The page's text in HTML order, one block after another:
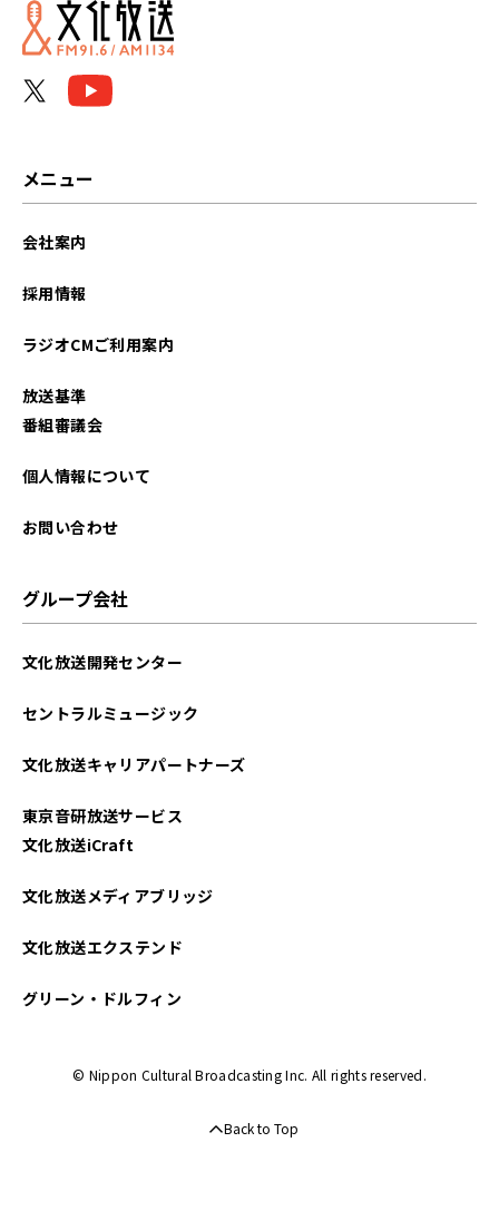
2023年01月
メニュー
会社案内
採用情報
ラジオCMご利用案内
放送基準
番組審議会
個人情報について
お問い合わせ
グループ会社
文化放送開発センター
セントラルミュージック
文化放送キャリアパートナーズ
東京音研放送サービス
文化放送iCraft
文化放送メディアブリッジ
文化放送エクステンド
グリーン・ドルフィン
© Nippon Cultural Broadcasting Inc. All rights reserved.
Back to Top